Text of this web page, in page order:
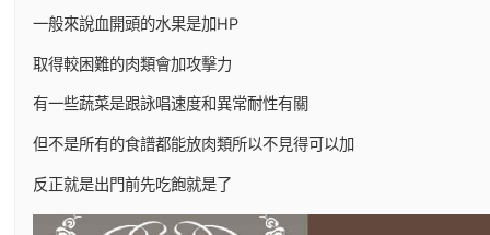
一般來說血開頭的水果是加HP
取得較困難的肉類會加攻擊力
有一些蔬菜是跟詠唱速度和異常耐性有關
但不是所有的食譜都能放肉類所以不見得可以加
反正就是出門前先吃飽就是了